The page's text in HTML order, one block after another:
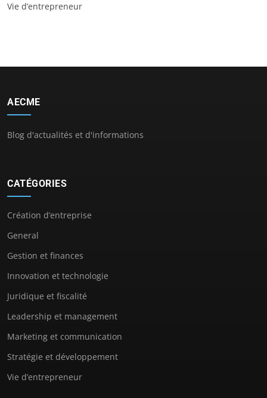
Vie d’entrepreneur
AECME
Blog d'actualités et d'informations
CATÉGORIES
Création d’entreprise
General
Gestion et finances
Innovation et technologie
Juridique et fiscalité
Leadership et management
Marketing et communication
Stratégie et développement
Vie d’entrepreneur